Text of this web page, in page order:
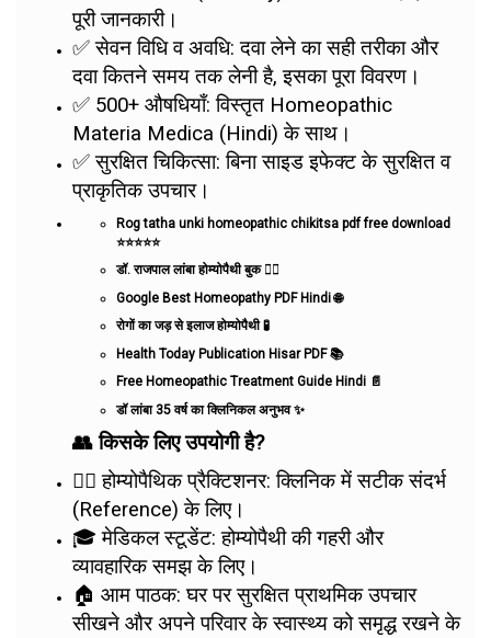
पूरी जानकारी।
✅ सेवन विधि व अवधि: दवा लेने का सही तरीका और
दवा कितने समय तक लेनी है, इसका पूरा विवरण।
✅ 500+ औषधियाँ: विस्तृत Homeopathic
Materia Medica (Hindi) के साथ।
✅ सुरक्षित चिकित्सा: बिना साइड इफेक्ट के सुरक्षित व
प्राकृतिक उपचार।
Rog tatha unki homeopathic chikitsa pdf free download
⭐⭐⭐⭐⭐
डॉ. राजपाल लांबा होम्योपैथी बुक 👨‍⚕️
Google Best Homeopathy PDF Hindi 🌐
रोगों का जड़ से इलाज होम्योपैथी 🧪
Health Today Publication Hisar PDF 📚
Free Homeopathic Treatment Guide Hindi 📄
डॉ लांबा 35 वर्ष का क्लिनिकल अनुभव ✨
👥 किसके लिए उपयोगी है?
👨‍⚕️ होम्योपैथिक प्रैक्टिशनर: क्लिनिक में सटीक संदर्भ
(Reference) के लिए।
🎓 मेडिकल स्टूडेंट: होम्योपैथी की गहरी और
व्यावहारिक समझ के लिए।
🏠 आम पाठक: घर पर सुरक्षित प्राथमिक उपचार
सीखने और अपने परिवार के स्वास्थ्य को समृद्ध रखने के